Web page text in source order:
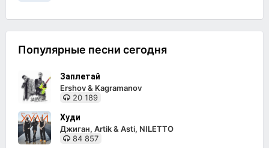
Популярные песни сегодня
Заплетай
Ershov & Kagramanov
20 189
Худи
Джиган, Artik & Asti, NILETTO
84 857